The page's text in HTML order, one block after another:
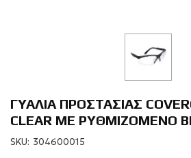
ΓΥΑΛΙΑ ΠΡΟΣΤΑΣΙΑΣ
CLEAR ΜΕ ΡΥΘΜΙΖΟΜΕΝΟ
SKU: 304600015